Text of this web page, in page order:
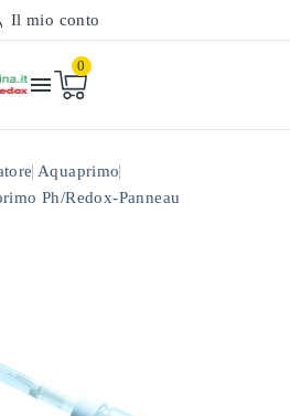
Il mio conto

0
Aquaprimo
Ph/redox-Panneau